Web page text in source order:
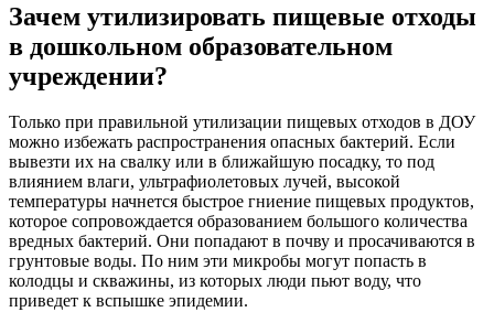
Зачем утилизировать пищевые отходы
в дошкольном образовательном
учреждении?
Только при правильной утилизации пищевых отходов в ДОУ
можно избежать распространения опасных бактерий. Если
вывезти их на свалку или в ближайшую посадку, то под
влиянием влаги, ультрафиолетовых лучей, высокой
температуры начнется быстрое гниение пищевых продуктов,
которое сопровождается образованием большого количества
вредных бактерий. Они попадают в почву и просачиваются в
грунтовые воды. По ним эти микробы могут попасть в
колодцы и скважины, из которых люди пьют воду, что
приведет к вспышке эпидемии.